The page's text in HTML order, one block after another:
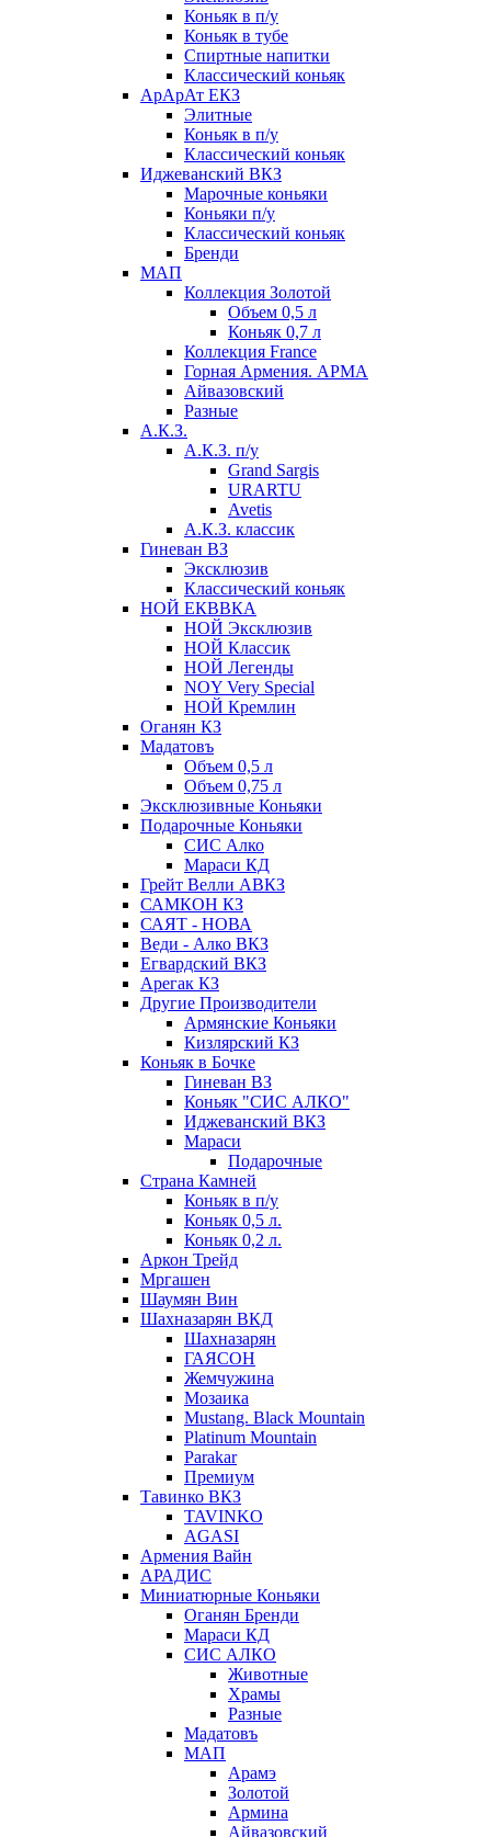
Коньяк в п/у
Коньяк в тубе
Спиртные напитки
Классический коньяк
АрАрАт ЕКЗ
Элитные
Коньяк в п/у
Классический коньяк
Иджеванский ВКЗ
Марочные коньяки
Коньяки п/у
Классический коньяк
Бренди
МАП
Коллекция Золотой
Объем 0,5 л
Коньяк 0,7 л
Коллекция France
Горная Армения. АРМА
Айвазовский
Разные
А.К.З.
А.К.З. п/у
Grand Sargis
URARTU
Avetis
А.К.З. классик
Гиневан ВЗ
Эксклюзив
Классический коньяк
НОЙ ЕКВВКА
НОЙ Эксклюзив
НОЙ Классик
НОЙ Легенды
NOY Very Speсial
НОЙ Кремлин
Оганян КЗ
Мадатовъ
Объем 0,5 л
Объем 0,75 л
Эксклюзивные Коньяки
Подарочные Коньяки
СИС Алко
Мараси КД
Грейт Велли АВКЗ
САМКОН КЗ
САЯТ - НОВА
Веди - Алко ВКЗ
Егвардский ВКЗ
Арегак КЗ
Другие Производители
Армянские Коньяки
Кизлярский КЗ
Коньяк в Бочке
Гиневан ВЗ
Коньяк "СИС АЛКО"
Иджеванский ВКЗ
Мараси
Подарочные
Страна Камней
Коньяк в п/у
Коньяк 0,5 л.
Коньяк 0,2 л.
Аркон Трейд
Мргашен
Шаумян Вин
Шахназарян ВКД
Шахназарян
ГАЯСОН
Жемчужина
Мозаика
Mustang. Black Mountain
Platinum Mountain
Parakar
Премиум
Тавинко ВКЗ
TAVINKO
AGASI
Армения Вайн
АРАДИС
Миниатюрные Коньяки
Оганян Бренди
Мараси КД
СИС АЛКО
Животные
Храмы
Разные
Мадатовъ
МАП
Арамэ
Золотой
Армина
Айвазовский